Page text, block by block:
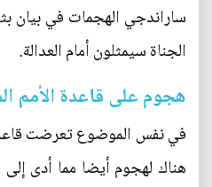
ساراندجي الهجمات في بيان
الجناة سيمثلون أمام العدالة.
هجوم على قاعدة الأمم
في نفس الموضوع تعرضت
هناك لهجوم أيضا مما أدى